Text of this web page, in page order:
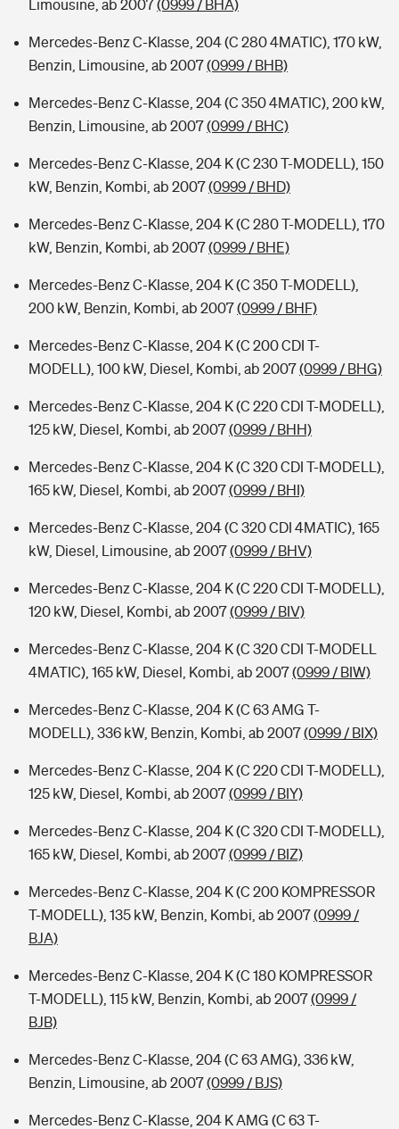
Limousine, ab 2007 (0999 / BHA)
Mercedes-Benz C-Klasse, 204 (C 280 4MATIC), 170 kW,
Benzin, Limousine, ab 2007(0999 / BHB)
Mercedes-Benz C-Klasse, 204 (C 350 4MATIC), 200 kW,
Benzin, Limousine, ab 2007(0999 / BHC)
Mercedes-Benz C-Klasse, 204 K (C 230 T-MODELL), 150
kW, Benzin, Kombi, ab 2007(0999 / BHD)
Mercedes-Benz C-Klasse, 204 K (C 280 T-MODELL), 170
kW, Benzin, Kombi, ab 2007(0999 / BHE)
Mercedes-Benz C-Klasse, 204 K (C 350 T-MODELL),
200 kW, Benzin, Kombi, ab 2007(0999 / BHF)
Mercedes-Benz C-Klasse, 204 K (C 200 CDI T-
MODELL), 100 kW, Diesel, Kombi, ab 2007(0999 / BHG)
Mercedes-Benz C-Klasse, 204 K (C 220 CDI T-MODELL),
125 kW, Diesel, Kombi, ab 2007(0999 / BHH)
Mercedes-Benz C-Klasse, 204 K (C 320 CDI T-MODELL),
165 kW, Diesel, Kombi, ab 2007(0999 / BHI)
Mercedes-Benz C-Klasse, 204 (C 320 CDI 4MATIC), 165
kW, Diesel, Limousine, ab 2007(0999 / BHV)
Mercedes-Benz C-Klasse, 204 K (C 220 CDI T-MODELL),
120 kW, Diesel, Kombi, ab 2007(0999 / BIV)
Mercedes-Benz C-Klasse, 204 K (C 320 CDI T-MODELL
4MATIC), 165 kW, Diesel, Kombi, ab 2007(0999 / BIW)
Mercedes-Benz C-Klasse, 204 K (C 63 AMG T-
MODELL), 336 kW, Benzin, Kombi, ab 2007(0999 / BIX)
Mercedes-Benz C-Klasse, 204 K (C 220 CDI T-MODELL),
125 kW, Diesel, Kombi, ab 2007(0999 / BIY)
Mercedes-Benz C-Klasse, 204 K (C 320 CDI T-MODELL),
165 kW, Diesel, Kombi, ab 2007(0999 / BIZ)
Mercedes-Benz C-Klasse, 204 K (C 200 KOMPRESSOR
T-MODELL), 135 kW, Benzin, Kombi, ab 2007(0999 /
BJA)
Mercedes-Benz C-Klasse, 204 K (C 180 KOMPRESSOR
T-MODELL), 115 kW, Benzin, Kombi, ab 2007(0999 /
BJB)
Mercedes-Benz C-Klasse, 204 (C 63 AMG), 336 kW,
Benzin, Limousine, ab 2007(0999 / BJS)
Mercedes-Benz C-Klasse, 204 K AMG (C 63 T-